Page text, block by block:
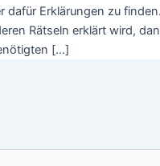
dafür Erklärungen zu
Rätseln erklärt wird,
[…]